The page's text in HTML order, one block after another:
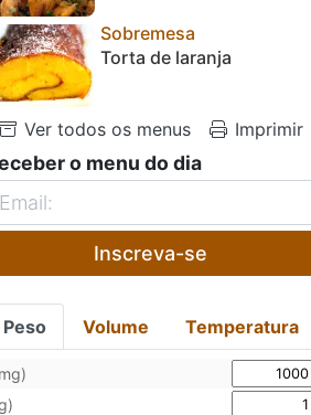
Sobremesa
Torta de laranja
Ver todos os menus Imprimir
o menu do dia
Inscreva-se
Peso Volume Temperatura